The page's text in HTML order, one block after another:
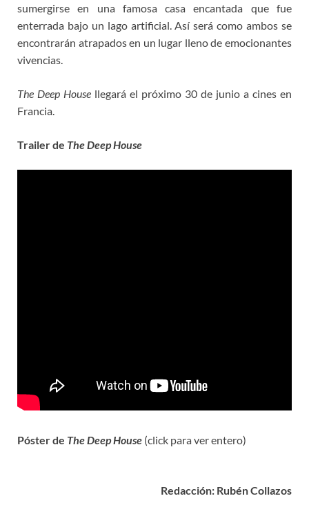
sumergirse en una famosa casa encantada que fue
enterrada bajo un lago artificial. Así será como ambos se
encontrarán atrapados en un lugar lleno de emocionantes
vivencias.
The Deep House llegará el próximo 30 de junio a cines en
Francia.
Trailer de The Deep House
Póster de The Deep House (click para ver entero)
Redacción: Rubén Collazos